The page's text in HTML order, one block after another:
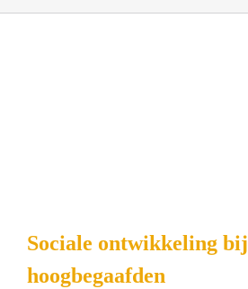
Sociale ontwikkeling bij
hoogbegaafden